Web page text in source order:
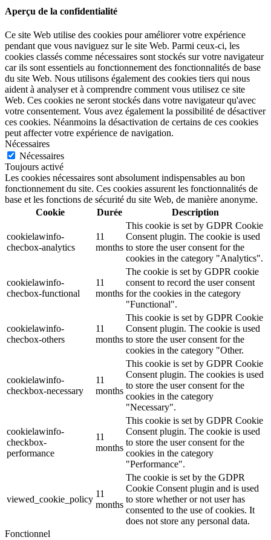
Aperçu de la confidentialité
Ce site Web utilise des cookies pour améliorer votre expérience
pendant que vous naviguez sur le site Web. Parmi ceux-ci, les
cookies classés comme nécessaires sont stockés sur votre navigateur
car ils sont essentiels au fonctionnement des fonctionnalités de base
du site Web. Nous utilisons également des cookies tiers qui nous
aident à analyser et à comprendre comment vous utilisez ce site
Web. Ces cookies ne seront stockés dans votre navigateur qu'avec
votre consentement. Vous avez également la possibilité de désactiver
ces cookies. Néanmoins la désactivation de certains de ces cookies
peut affecter votre expérience de navigation.
Nécessaires
Nécessaires
Toujours activé
Les cookies nécessaires sont absolument indispensables au bon
fonctionnement du site. Ces cookies assurent les fonctionnalités de
base et les fonctions de sécurité du site Web, de manière anonyme.
Cookie
Durée Description
cookielawinfo-
checbox-analytics
11
months
This cookie is set by GDPR Cookie
Consent plugin. The cookie is used
to store the user consent for the
cookies in the category "Analytics".
cookielawinfo-
checbox-functional
11
months
The cookie is set by GDPR cookie
consent to record the user consent
for the cookies in the category
"Functional".
cookielawinfo-
checbox-others
11
months
This cookie is set by GDPR Cookie
Consent plugin. The cookie is used
to store the user consent for the
cookies in the category "Other.
cookielawinfo-
checkbox-necessary
11
months
This cookie is set by GDPR Cookie
Consent plugin. The cookies is used
to store the user consent for the
cookies in the category
"Necessary".
cookielawinfo-
checkbox-
performance
11
months
This cookie is set by GDPR Cookie
Consent plugin. The cookie is used
to store the user consent for the
cookies in the category
"Performance".
viewed_cookie_policy
11
months
The cookie is set by the GDPR
Cookie Consent plugin and is used
to store whether or not user has
consented to the use of cookies. It
does not store any personal data.
Fonctionnel